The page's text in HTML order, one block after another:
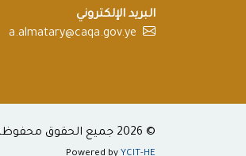
البريد الإلكتروني
a.almatary@caqa.gov.ye
© 2026 جميع الحقوق محفوظة .